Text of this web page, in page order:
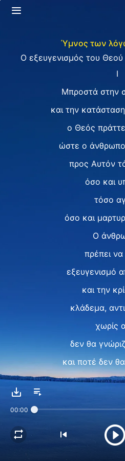
Ύμνος των
Ο εξευγενισμός του Θεού
I
Μπροστά στην
και την
ο Θεός
ώστε ο
προς Αυτόν
όσο και
τόσο
όσο και
Ο
πρέπει να
εξευγενισμό
και την
κλάδεμα,
χωρίς
δεν θα
και ποτέ δεν
να Τον
δεν
00:00